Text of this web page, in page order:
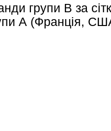
групи В за
А (Франція,